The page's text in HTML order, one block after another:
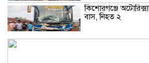
কিশোরগঞ্জে
বাস, নিহত ২